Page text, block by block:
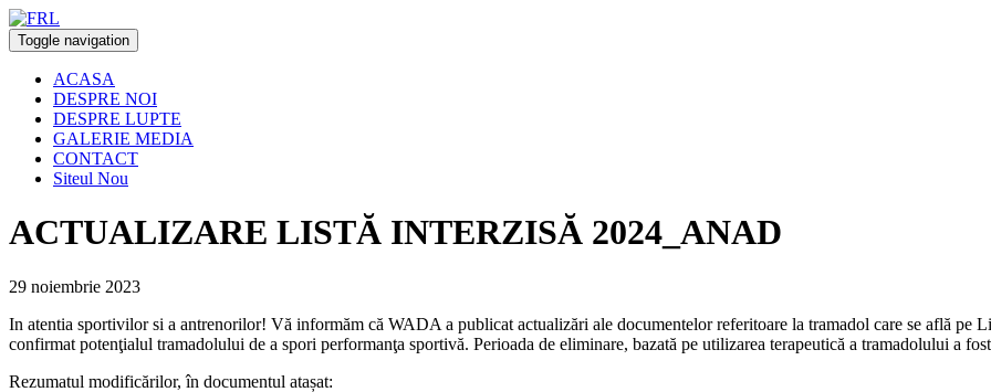
Toggle navigation
ACASA
DESPRE NOI
DESPRE LUPTE
GALERIE MEDIA
CONTACT
Siteul Nou
ACTUALIZARE LISTĂ INTERZISĂ 2024_ANAD
29 noiembrie 2023
In atentia sportivilor si a antrenorilor! Vă informăm că WADA a publicat actualizări ale documentelor referitoare la tramadol care se află pe
confirmat potenţialul tramadolului de a spori performanţa sportivă. Perioada de eliminare, bazată pe utilizarea terapeutică a tramadolului a
Rezumatul modificărilor, în documentul atașat: